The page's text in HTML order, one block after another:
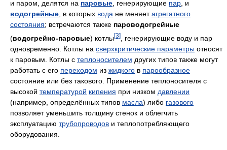
и паром, делятся на паровые , генерирующие пар , и
водогрейные , в которых вода не меняетагрегатного
состояния; встречаются также пароводогрейные
(водогрейно-паровые) котлы[3]
, генерирующие воду и пар
одновременно. Котлы на сверхкритические параметры относят
к паровым. Котлы с теплоносителем других типов также могут
работать с его переходом из жидкого в парообразное
состояние или без такового. Применение теплоносителя с
высокой температурой кипения при низком давлении
(например, определённых типов масла) либо газового
позволяет уменьшить толщину стенок и облегчить
эксплуатацию трубопроводов и теплопотребляющего
оборудования.